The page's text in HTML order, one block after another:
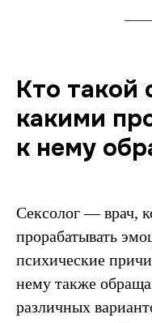
Кто такой
какими
к нему
Сексолог — врач,
прорабатывать
психические
нему также
различных